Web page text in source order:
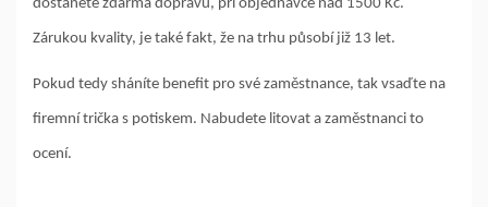
dostanete zdarma dopravu, při objednávce nad 1500 Kč.
Zárukou kvality, je také fakt, že na trhu působí již 13 let.
Pokud tedy sháníte benefit pro své zaměstnance, tak vsaďte na
firemní trička s potiskem. Nabudete litovat a zaměstnanci to
ocení.